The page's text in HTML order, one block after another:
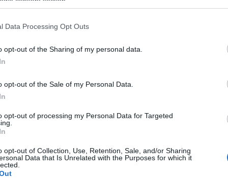
Data Processing Opt Outs
opt-out of the Sharing of my personal data.
opt-out of the Sale of my Personal Data.
opt-out of processing my Personal Data for Targeted
opt-out of Collection, Use, Retention, Sale, and/or Sharing
Data that Is Unrelated with the Purposes for which it
Zobacz 3 zdjęcia